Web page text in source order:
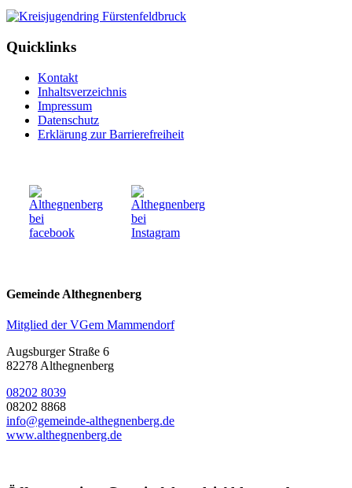
Quicklinks
Kontakt
Inhaltsverzeichnis
Impressum
Datenschutz
Erklärung zur Barrierefreiheit
Gemeinde Althegnenberg
Mitglied der VGem Mammendorf
Augsburger Straße 6
82278 Althegnenberg
08202 8039
08202 8868
info@gemeinde-althegnenberg.de
www.althegnenberg.de